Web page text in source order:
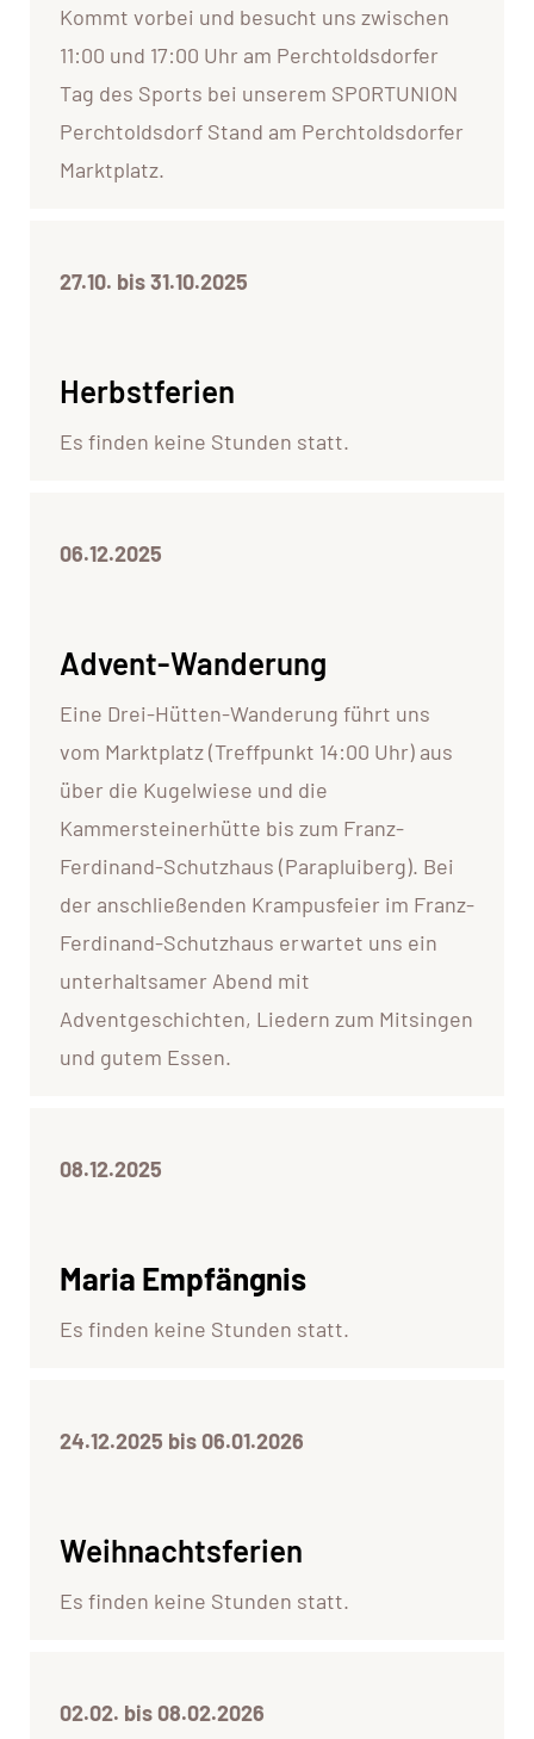
Kommt vorbei und besucht uns zwischen
11:00 und 17:00 Uhr am Perchtoldsdorfer
Tag des Sports bei unserem SPORTUNION
Perchtoldsdorf Stand am Perchtoldsdorfer
Marktplatz.
27.10. bis 31.10.2025
Herbstferien
Es finden keine Stunden statt.
06.12.2025
Advent-Wanderung
Eine Drei-Hütten-Wanderung führt uns
vom Marktplatz (Treffpunkt 14:00 Uhr) aus
über die Kugelwiese und die
Kammersteinerhütte bis zum Franz-
Ferdinand-Schutzhaus (Parapluiberg). Bei
der anschließenden Krampusfeier im Franz-
Ferdinand-Schutzhaus erwartet uns ein
unterhaltsamer Abend mit
Adventgeschichten, Liedern zum Mitsingen
und gutem Essen.
08.12.2025
Maria Empfängnis
Es finden keine Stunden statt.
24.12.2025 bis 06.01.2026
Weihnachtsferien
Es finden keine Stunden statt.
02.02. bis 08.02.2026